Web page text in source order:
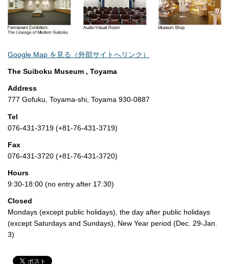
Google Map を見る（外部サイトへリンク）
The Suiboku Museum , Toyama
Address
777 Gofuku, Toyama-shi, Toyama 930-0887
Tel
076-431-3719 (+81-76-431-3719)
Fax
076-431-3720 (+81-76-431-3720)
Hours
9:30-18:00 (no entry after 17:30)
Closed
Mondays (except public holidays), the day after public holidays
(except Saturdays and Sundays), New Year period (Dec. 29-Jan.
3)